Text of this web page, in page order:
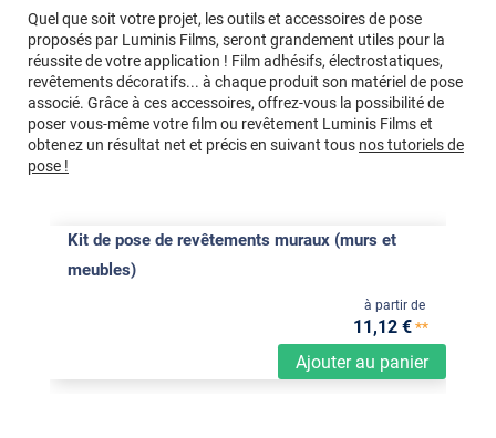
Quel que soit votre projet, les outils et accessoires de pose
proposés par Luminis Films, seront grandement utiles pour la
réussite de votre application ! Film adhésifs, électrostatiques,
revêtements décoratifs... à chaque produit son matériel de pose
associé. Grâce à ces accessoires, offrez-vous la possibilité de
poser vous-même votre film ou revêtement Luminis Films et
obtenez un résultat net et précis en suivant tous nos tutoriels de
pose !
Kit de pose de revêtements muraux (murs et
meubles)
Ajouter au panier
à partir de
11,12 €**